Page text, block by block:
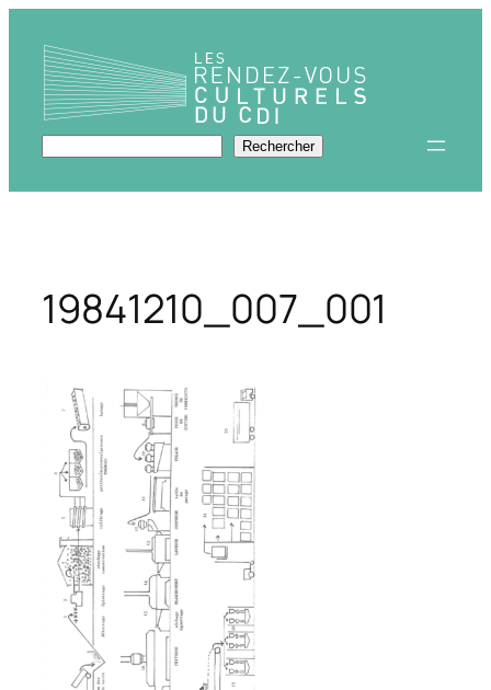
contenu
Rechercher Rechercher
19841210_007_001